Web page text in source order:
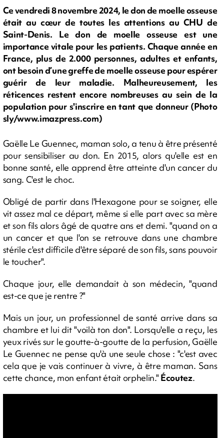
Ce vendredi 8 novembre 2024, le don de moelle osseuse
était au cœur de toutes les attentions au CHU de
Saint-Denis. Le don de moelle osseuse est une
importance vitale pour les patients. Chaque année en
France, plus de 2.000 personnes, adultes et enfants,
ont besoin d’une greffe de moelle osseuse pour espérer
guérir de leur maladie. Malheureusement, les
réticences restent encore nombreuses au sein de la
population pour s'inscrire en tant que donneur (Photo
sly/www.imazpress.com)
Gaëlle Le Guennec, maman solo, a tenu à être présenté
pour sensibiliser au don. En 2015, alors qu'elle est en
bonne santé, elle apprend être atteinte d'un cancer du
sang. C'est le choc.
Obligé de partir dans l'Hexagone pour se soigner, elle
vit assez mal ce départ, même si elle part avec sa mère
et son fils alors âgé de quatre ans et demi. "quand on a
un cancer et que l'on se retrouve dans une chambre
stérile c'est difficile d'être séparé de son fils, sans pouvoir
le toucher".
Chaque jour, elle demandait à son médecin, "quand
est-ce que je rentre ?"
Mais un jour, un professionnel de santé arrive dans sa
chambre et lui dit "voilà ton don". Lorsqu'elle a reçu, les
yeux rivés sur le goutte-à-goutte de la perfusion, Gaëlle
Le Guennec ne pense qu'à une seule chose : "c'est avec
cela que je vais continuer à vivre, à être maman. Sans
cette chance, mon enfant était orphelin." Écoutez.